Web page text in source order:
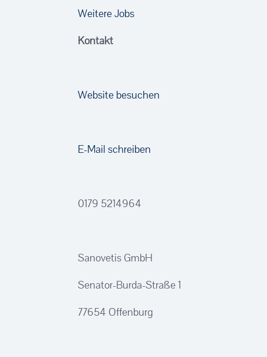
Weitere Jobs
Kontakt
Website besuchen
E-Mail schreiben
0179 5214964
Sanovetis GmbH
Senator-Burda-Straße 1
77654 Offenburg